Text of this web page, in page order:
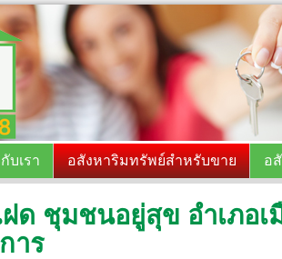
บเรา อสังหาริมทรัพย์สำหรับขาย อ
ด ชุมชนอยู่สุข อำเภอเ
าร